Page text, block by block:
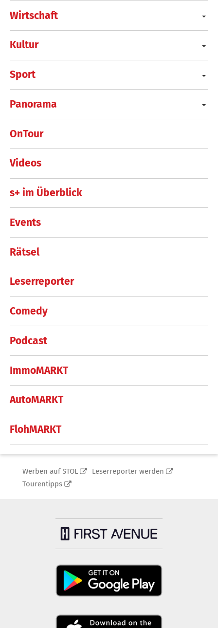
Wirtschaft
Kultur
Sport
Panorama
OnTour
Videos
s+ im Überblick
Events
Rätsel
Leserreporter
Comedy
Podcast
ImmoMARKT
AutoMARKT
FlohMARKT
Werben auf STOL
Leserreporter werden
Tourentipps